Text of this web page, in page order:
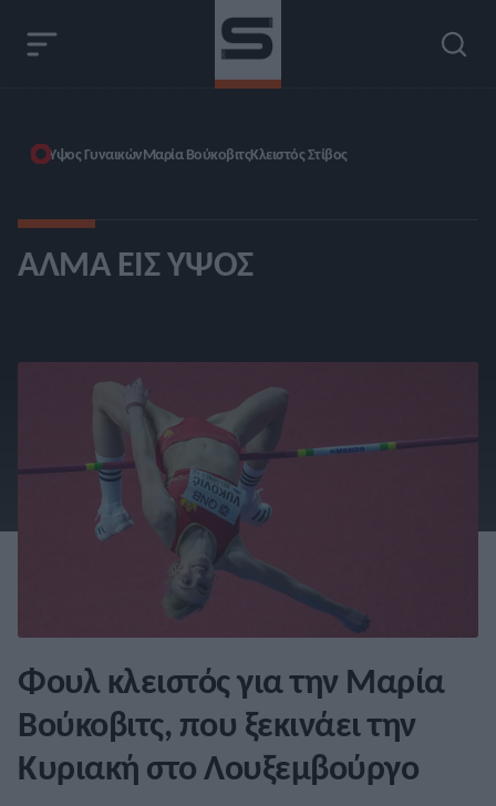
Ύψος ΓυναικώνΜαρία ΒούκοβιτςΚλειστός Στίβος
ΆΛΜΑ ΕΙΣ ΎΨΟΣ
Φουλ κλειστός για την Μαρία
Βούκοβιτς, που ξεκινάει την
Κυριακή στο Λουξεμβούργο